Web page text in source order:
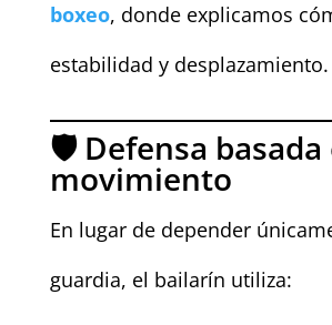
boxeo, donde explicamos
estabilidad y desplazamiento.
🛡️ Defensa basada
movimiento
En lugar de depender
guardia, el bailarín utiliza: